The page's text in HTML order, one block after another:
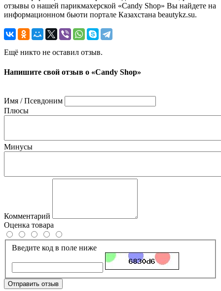
отзывы о нашей парикмахерской «Candy Shop» Вы найдете на
информационном бьюти портале Казахстана beautykz.su.
Ещё никто не оставил отзыв.
Напишите свой отзыв о «Candy Shop»
Имя / Псевдоним
Плюсы
Минусы
Комментарий
Оценка товара
Введите код в поле ниже
Отправить отзыв